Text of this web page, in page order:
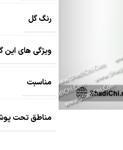
رنگ گل
ویژگی های این
مناسبت
مناطق تحت